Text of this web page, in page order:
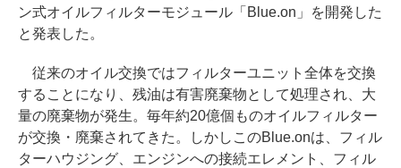
ン式オイルフィルターモジュール「Blue.on」を開発した
と発表した。
従来のオイル交換ではフィルターユニット全体を交換
することになり、残油は有害廃棄物として処理され、大
量の廃棄物が発生。毎年約20億個ものオイルフィルター
が交換・廃棄されてきた。しかしこのBlue.onは、フィル
ターハウジング、エンジンへの接続エレメント、フィル